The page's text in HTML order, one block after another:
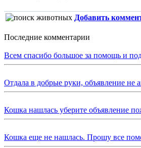
Добавить
Последние комментарии
Всем спасибо большое за помощь и
Отдала в добрые руки, объявление не
Кошка нашлась уберите объявление
Кошка еще не нашлась. Прошу все